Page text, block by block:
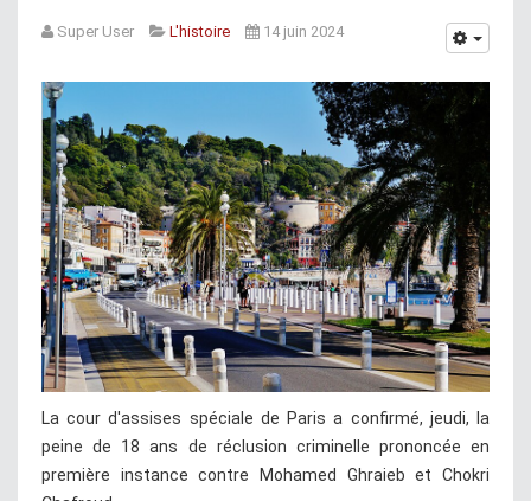
Super User L'histoire 14 juin 2024
La cour d'assises spéciale de Paris a confirmé, jeudi, la
peine de 18 ans de réclusion criminelle prononcée en
première instance contre Mohamed Ghraieb et Chokri